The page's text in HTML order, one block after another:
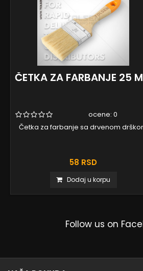
ČETKA ZA FARBANJE 25
ocene: 0
Četka za farbanje sa drvenom
58 RSD
Dodaj u korpu
Follow us on